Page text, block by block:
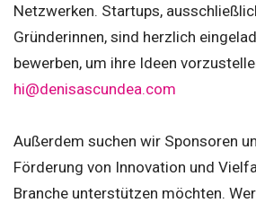
Netzwerken. Startups,
Gründerinnen, sind herzlich
bewerben, um ihre Ideen
hi@denisascundea.com
Außerdem suchen wir Sponsoren
Förderung von Innovation und
Branche unterstützen möchten.